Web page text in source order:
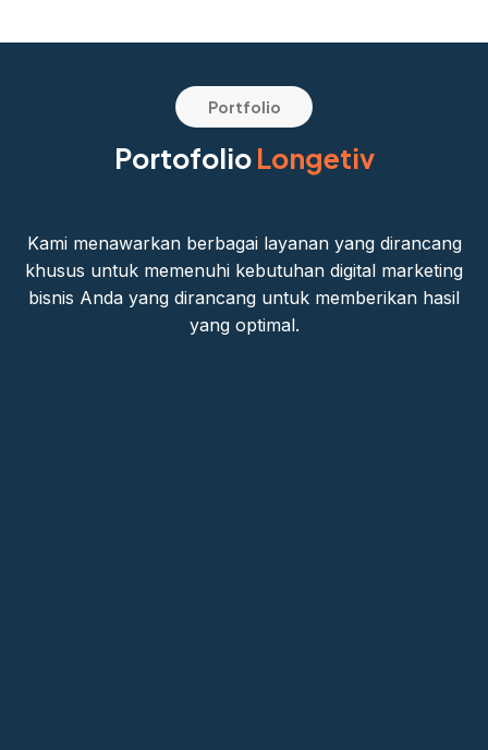
Portfolio
PortofolioLongetiv
Kami menawarkan berbagai layanan yang dirancang
khusus untuk memenuhi kebutuhan digital marketing
bisnis Anda yang dirancang untuk memberikan hasil
yang optimal.